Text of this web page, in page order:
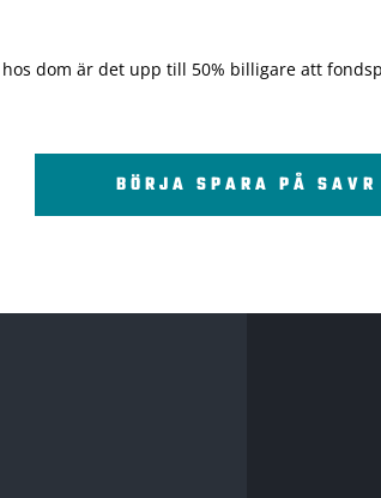
dom är det upp till 50% billigare att
BÖRJA SPARA PÅ SAVR